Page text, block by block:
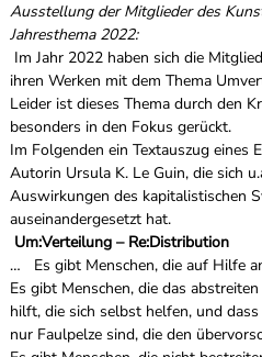
Ausstellung der Mitglieder des
Jahresthema 2022:
Im Jahr 2022 haben sich die
ihren Werken mit dem Thema
Leider ist dieses Thema durch den
besonders in den Fokus gerückt.
Im Folgenden ein Textauszug eines
Autorin Ursula K. Le Guin, die sich
Auswirkungen des kapitalistischen
auseinandergesetzt hat.
Um:Verteilung – Re:Distribution
… Es gibt Menschen, die auf Hilfe
Es gibt Menschen, die das
hilft, die sich selbst helfen, und
nur Faulpelze sind, die den